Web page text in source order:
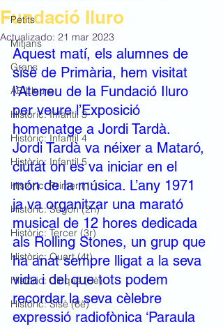
Petits
Mitjans
Grans
AEILleure
Històric: Infantil 3
Històric: Infantil 4
Històric: Infantil 5
Històric: Primer (1r)
Històric: Segon (2n)
Històric: Tercer (3r)
Històric: Quart (4t)
Històric: Cinquè (5è)
Històric: Sisè (6è)
Fundació Iluro
Actualizado: 21 mar 2023
Aquest matí, els alumnes de
sisè de Primària, hem visitat
l’Ateneu de la Fundació Iluro
per veure l’Exposició
homenatge a Jordi Tardà.
Jordi Tardà va néixer a Mataró,
ciutat on es va iniciar en el
món de la música. L’any 1971
ja va organitzar una marató
musical de 12 hores dedicada
als Rolling Stones, un grup que
ha anat sempre lligat a la seva
vida i del que tots podem
recordar la seva cèlebre
expressió radiofònica ‘Paraula